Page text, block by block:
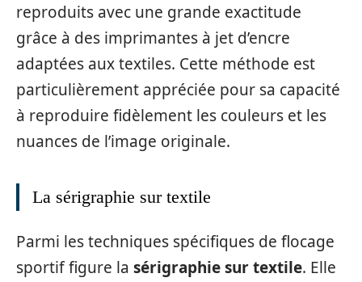
reproduits avec une grande exactitude
grâce à des imprimantes à jet d’encre
adaptées aux textiles. Cette méthode est
particulièrement appréciée pour sa capacité
à reproduire fidèlement les couleurs et les
nuances de l’image originale.
La sérigraphie sur textile
Parmi les techniques spécifiques de flocage
sportif figure la sérigraphie sur textile. Elle